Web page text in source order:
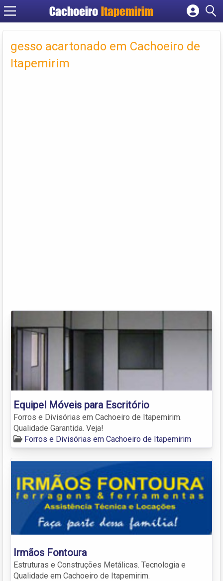
Cachoeiro Itapemirim
Cadastrar empresa
Criar conta
gesso acartonado em Cachoeiro de
Itapemirim
Equipel Móveis para Escritório
Forros e Divisórias em Cachoeiro de Itapemirim.
Qualidade Garantida. Veja!
Forros e Divisórias em Cachoeiro de Itapemirim
Irmãos Fontoura
Estruturas e Construções Metálicas. Tecnologia e
Qualidade em Cachoeiro de Itapemirim.